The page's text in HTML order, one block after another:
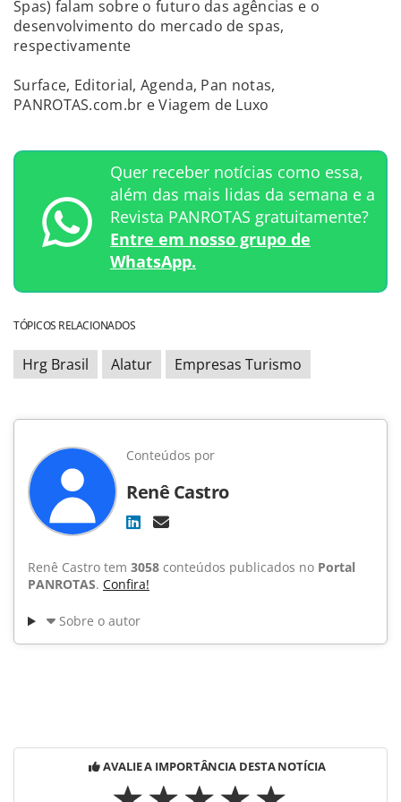
Spas) falam sobre o futuro das agências e o
desenvolvimento do mercado de spas,
respectivamente
Surface, Editorial, Agenda, Pan notas,
PANROTAS.com.br e Viagem de Luxo
Quer receber notícias como essa,
além das mais lidas da semana e a
Revista PANROTAS gratuitamente?
Entre em nosso grupo de
WhatsApp.
TÓPICOS RELACIONADOS
Hrg Brasil Alatur Empresas Turismo
Conteúdos por
Renê Castro
Renê Castro tem 3058 conteúdos publicados no Portal
PANROTAS. Confira!
Sobre o autor
AVALIE A IMPORTÂNCIA DESTA NOTÍCIA